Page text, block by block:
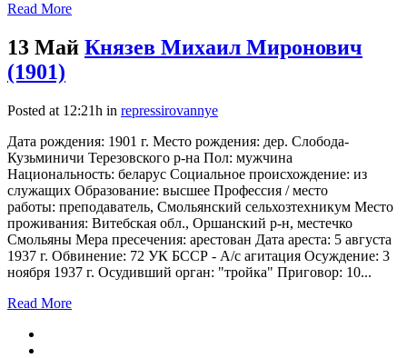
Read More
13 Май Князев Михаил Миронович
(1901)
Posted at 12:21h in repressirovannye
Дата рождения: 1901 г. Место рождения: дер. Слобода-
Кузьминичи Терезовского р-на Пол: мужчина
Национальность: беларус Социальное происхождение: из
служащих Образование: высшее Профессия / место
работы: преподаватель, Смольянский сельхозтехникум Место
проживания: Витебская обл., Оршанский р-н, местечко
Смольяны Мера пресечения: арестован Дата ареста: 5 августа
1937 г. Обвинение: 72 УК БССР - А/с агитация Осуждение: 3
ноября 1937 г. Осудивший орган: "тройка" Приговор: 10...
Read More